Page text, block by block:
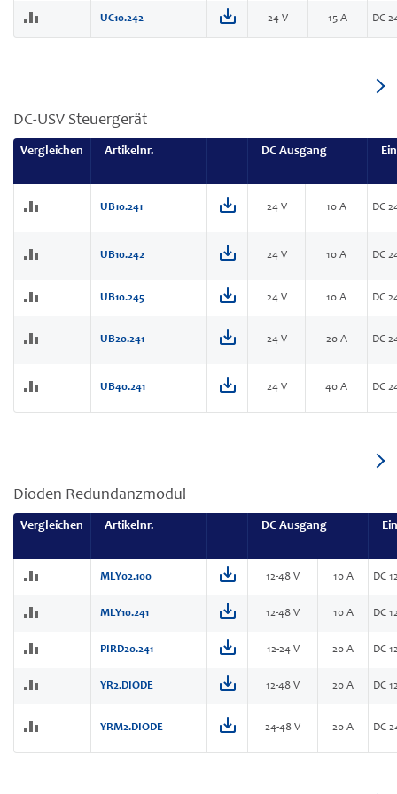
UC10.242 24 V 15 A DC
DC-USV Steuergerät
Vergleichen Artikelnr. DC Ausgang
UB10.241 24 V 10 A DC
UB10.242 24 V 10 A DC
UB10.245 24 V 10 A DC
UB20.241 24 V 20 A DC
UB40.241 24 V 40 A DC
Dioden Redundanzmodul
Vergleichen Artikelnr. DC Ausgang
MLY02.100 12-48 V 10 A DC
MLY10.241 12-48 V 10 A DC
PIRD20.241 12-24 V 20 A DC
YR2.DIODE 12-48 V 20 A DC
YRM2.DIODE 24-48 V 20 A DC